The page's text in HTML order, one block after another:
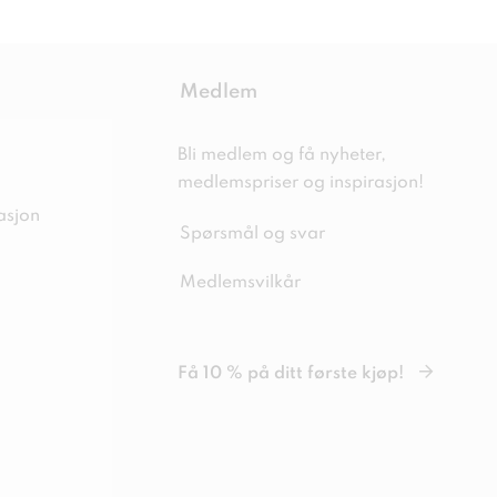
Medlem
Bli medlem og få nyheter,
medlemspriser og inspirasjon!
Spørsmål og svar
Medlemsvilkår
Få 10 % på ditt første kjøp!